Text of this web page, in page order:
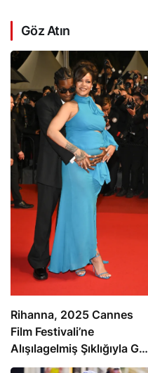
Göz Atın
Rihanna, 2025 Cannes
Film Festivali’ne
Alışılagelmiş Şıklığıyla Geç
Katıldı: Alaïa Tasarımıyla